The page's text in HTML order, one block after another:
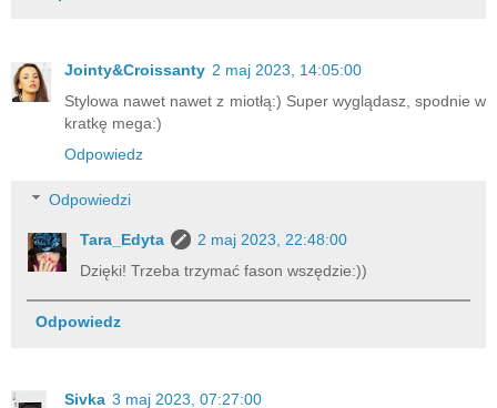
Jointy&Croissanty 2 maj 2023, 14:05:00
Stylowa nawet nawet z miotłą:) Super wyglądasz, spodnie w
kratkę mega:)
Odpowiedz
Odpowiedzi
Tara_Edyta
2 maj 2023, 22:48:00
Dzięki! Trzeba trzymać fason wszędzie:))
Odpowiedz
Sivka 3 maj 2023, 07:27:00